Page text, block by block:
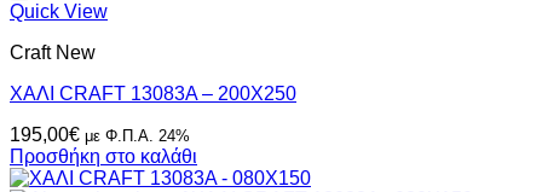
Quick View
Craft New
ΧΑΛΙ CRAFT 13083A – 200X250
195,00€ με Φ.Π.Α. 24%
Προσθήκη στο καλάθι